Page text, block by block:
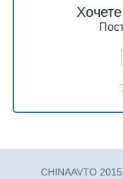
CHINAAVTO 2015